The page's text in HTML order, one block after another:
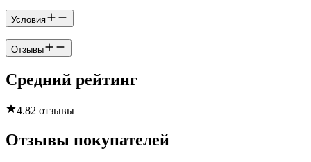
Условия
Отзывы
Средний рейтинг
4.82 отзывы
Отзывы покупателей